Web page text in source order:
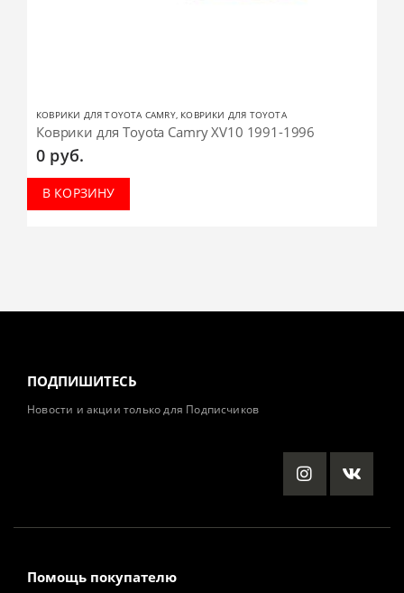
КОВРИКИ ДЛЯ TOYOTA CAMRY, КОВРИКИ ДЛЯ TOYOTA
Коврики для Toyota Camry XV10 1991-1996
0 руб.
В КОРЗИНУ
ПОДПИШИТЕСЬ
Новости и акции только для Подписчиков
Помощь покупателю